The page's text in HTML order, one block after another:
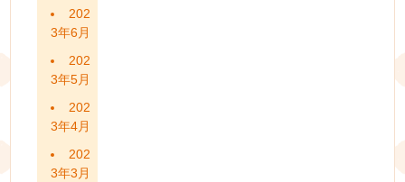
202
3年6月
202
3年5月
202
3年4月
202
3年3月